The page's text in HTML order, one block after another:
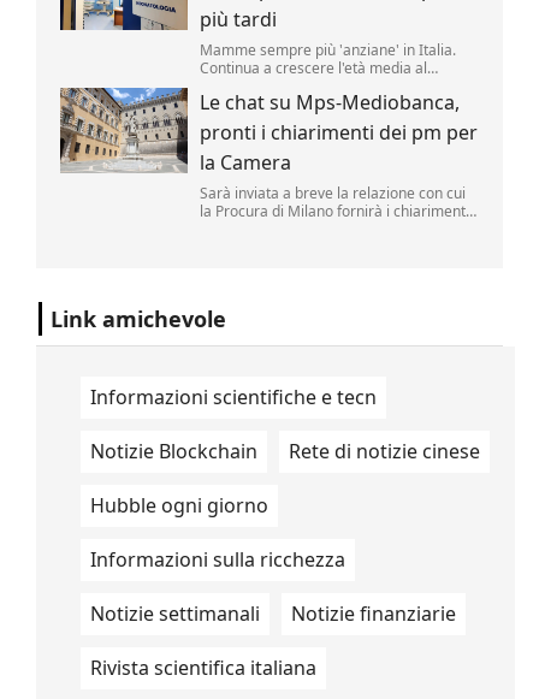
avanzano nelle vicinanze.
più tardi
Mamme sempre più 'anziane' in Italia.
Continua a crescere l'età media al
per le italiane nel 2025 (era 33,3 nel
2024) e 31,4 anni per le cittadine
straniere.
Le chat su Mps-Mediobanca,
pronti i chiarimenti dei pm per
la Camera
Sarà inviata a breve la relazione con cui
la Procura di Milano fornirà i chiarimenti
Link amichevole
Informazioni scientifiche e tecn
Notizie Blockchain Rete di notizie cinese
Hubble ogni giorno
Informazioni sulla ricchezza
Notizie settimanali Notizie finanziarie
Rivista scientifica italiana